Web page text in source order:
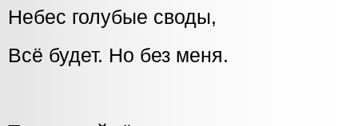
Небес голубые своды,
Всё будет. Но без меня.